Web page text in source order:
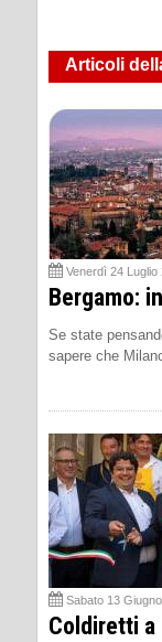
Articoli
Venerdì 24 Luglio
Bergamo:
Se state
sapere che
Sabato 13
Coldiretti a